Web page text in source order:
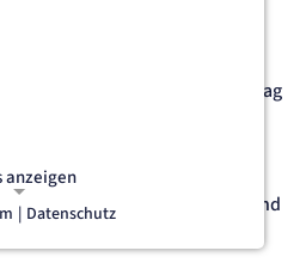
Perinatologie am St.
führt immer am ersten Dienstag
Informationsabend durch. Alle
am dritten Dienstag des
die Möglichkeit, sich aus
Geburt, Wochenbett und
Neugeborenen zu
anzeigen
ermöglichen
| Datenschutz